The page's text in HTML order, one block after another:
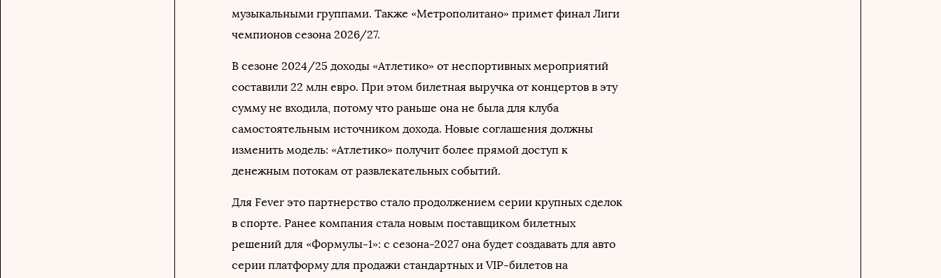
музыкальными группами. Также «Метрополитано» примет финал Лиги
чемпионов сезона 2026/27.
В сезоне 2024/25 доходы «Атлетико» от неспортивных мероприятий
составили 22 млн евро. При этом билетная выручка от концертов в эту
сумму не входила, потому что раньше она не была для клуба
самостоятельным источником дохода. Новые соглашения должны
изменить модель: «Атлетико» получит более прямой доступ к
денежным потокам от развлекательных событий.
Для Fever это партнерство стало продолжением серии крупных сделок
в спорте. Ранее компания стала новым поставщиком билетных
решений для «Формулы-1»: с сезона-2027 она будет создавать для авто
серии платформу для продажи стандартных и VIP-билетов на